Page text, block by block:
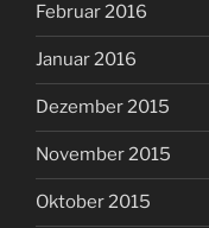
Februar 2016
Januar 2016
Dezember 2015
November 2015
Oktober 2015